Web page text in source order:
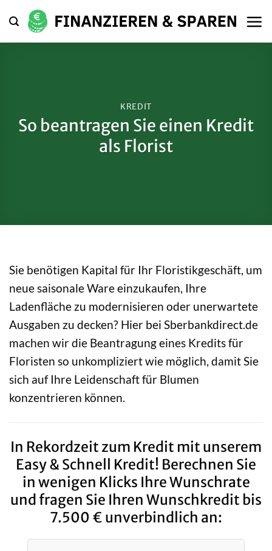
Inhalt
springen
KREDIT
So beantragen Sie einen Kredit
als Florist
Sie benötigen Kapital für Ihr Floristikgeschäft, um
neue saisonale Ware einzukaufen, Ihre
Ladenfläche zu modernisieren oder unerwartete
Ausgaben zu decken? Hier bei Sberbankdirect.de
machen wir die Beantragung eines Kredits für
Floristen so unkompliziert wie möglich, damit Sie
sich auf Ihre Leidenschaft für Blumen
konzentrieren können.
In Rekordzeit zum Kredit mit unserem
Easy & Schnell Kredit! Berechnen Sie
in wenigen Klicks Ihre Wunschrate
und fragen Sie Ihren Wunschkredit bis
7.500 € unverbindlich an: